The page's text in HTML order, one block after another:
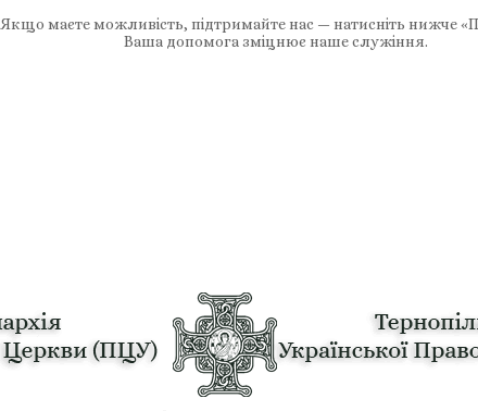
Якщо маєте можливість, підтримайте нас — натисніть нижче
Ваша допомога зміцнює наше служіння.